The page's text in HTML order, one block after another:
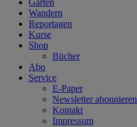
Garten
Wandern
Reportagen
Kurse
Shop
Bücher
Abo
Service
E-Paper
Newsletter abonnieren
Kontakt
Impressum